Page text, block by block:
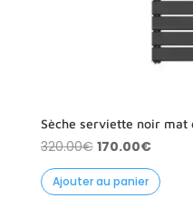
Sèche serviette noir mat
320.00€ Le
prix
initial
170.00€Le
prix
actuel
Ajouter au panier